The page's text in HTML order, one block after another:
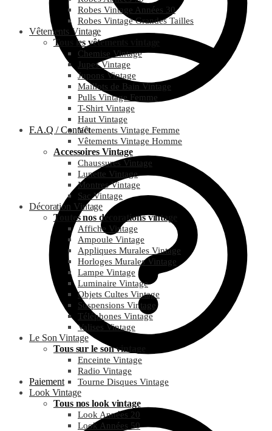
F.A.Q / Contact
Paiement
Robes Vintage Années 30
Robes Vintage Grandes Tailles
Vêtements Vintage
Tous les vêtements vintage
Chemise Vintage
Jupes Vintage
Jupons Vintage
Maillots de Bain Vintage
Pulls Vintage Femme
T-Shirt Vintage
Haut Vintage
Vêtements Vintage Femme
Vêtements Vintage Homme
Accessoires Vintage
Chaussures Vintage
Lunette Vintage
Montres Vintage
Sac Vintage
Décoration Vintage
Toutes nos décorations vintage
Affiche Vintage
Ampoule Vintage
Appliques Murales Vintage
Horloges Murales Vintage
Lampe Vintage
Luminaire Vintage
Objets Cultes Vintage
Suspensions Vintage
Téléphones Vintage
Valises Vintage
Le Son Vintage
Tous sur le son vintage
Enceinte Vintage
Radio Vintage
Tourne Disques Vintage
Look Vintage
Tous nos look vintage
Look Années 20
Look Années 50